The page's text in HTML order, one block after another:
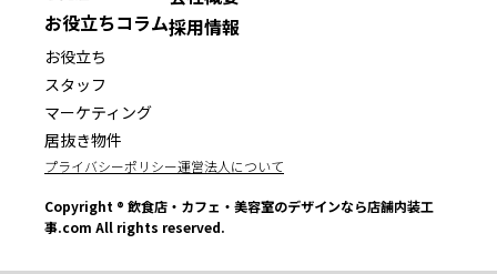
お役立ちコラム
お役立ち
スタッフ
マーケティング
居抜き物件
採用情報
プライバシーポリシー運営法人について
Copyright ® 飲食店・カフェ・美容室のデザインなら店舗内装工
事.com All rights reserved.